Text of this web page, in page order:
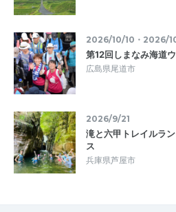
2026/10/10・2026/
第12回しまなみ海道
広島県尾道市
2026/9/21
滝と六甲トレイルラ
ス
兵庫県芦屋市